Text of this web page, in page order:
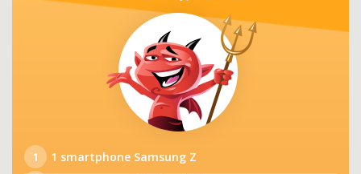
1
1 smartphone Samsung Z